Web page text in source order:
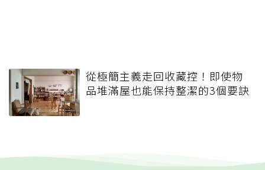
從極簡主義走回收藏控！即使物
品堆滿屋也能保持整潔的3個要訣